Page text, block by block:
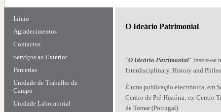
Início
Agradecimentos
Contactos
Serviços ao Exterior
Parcerias
Unidade de Trabalho de
Campo
Unidade Laboratorial
O Ideário Patrimonial
“O Ideário Patrimonial” insere-se
Interdisciplinary, History and
É uma publicação electrónica, em
Centro de Pré-História; ex-Centro
de Tomar (Portugal).